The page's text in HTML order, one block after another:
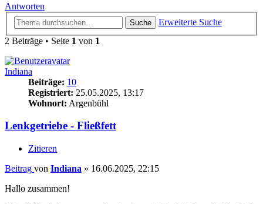
Antworten
Suche
Erweiterte Suche
2 Beiträge • Seite 1 von 1
Indiana
Beiträge: 10
Registriert: 25.05.2025, 13:17
Wohnort: Argenbühl
Lenkgetriebe - Fließfett
Zitieren
Beitrag von Indiana » 16.06.2025, 22:15
Hallo zusammen!